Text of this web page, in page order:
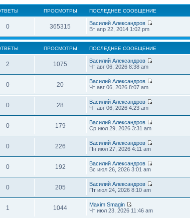
ПРОСМОТРЫ ПОСЛЕДНЕЕ СООБЩЕНИЕ
0 365315
Василий Александров
Вт апр 22, 2014 1:02 pm
ПРОСМОТРЫ ПОСЛЕДНЕЕ СООБЩЕНИЕ
2 1075
Василий Александров
Чт авг 06, 2026 8:38 am
0 20
Василий Александров
Чт авг 06, 2026 8:07 am
0 28
Василий Александров
Чт авг 06, 2026 4:23 am
0 179
Василий Александров
Ср июл 29, 2026 3:31 am
0 226
Василий Александров
Пн июл 27, 2026 4:11 am
0 192
Василий Александров
Вс июл 26, 2026 3:01 am
0 205
Василий Александров
Пт июл 24, 2026 8:10 am
1 1044
Maxim Smagin
Чт июл 23, 2026 11:46 am